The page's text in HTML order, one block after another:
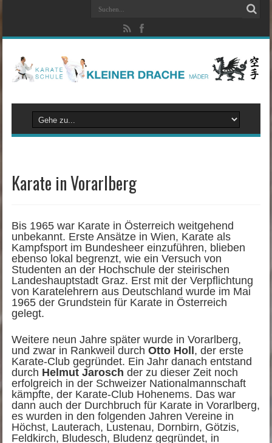
Karate in Vorarlberg
Bis 1965 war Karate in Österreich weitgehend
unbekannt. Erste Ansätze in Wien, Karate als
Kampfsport im Bundesheer einzuführen, blieben
ebenso lokal begrenzt, wie ein Versuch von
Studenten an der Hochschule der steirischen
Landeshauptstadt Graz. Erst mit der Verpflichtung
von Karatelehrern aus Deutschland wurde im Mai
1965 der Grundstein für Karate in Österreich
gelegt.
Weitere neun Jahre später wurde in Vorarlberg,
und zwar in Rankweil durch Otto Holl, der erste
Karate-Club gegründet. Ein Jahr danach entstand
durch Helmut Jarosch der zu dieser Zeit noch
erfolgreich in der Schweizer Nationalmannschaft
kämpfte, der Karate-Club Hohenems. Das war
dann auch der Durchbruch für Karate in Vorarlberg,
es wurden in den folgenden Jahren Vereine in
Höchst, Lauterach, Lustenau, Dornbirn, Götzis,
Feldkirch, Bludesch, Bludenz gegründet, in